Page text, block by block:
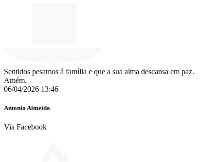
Sentidos pesamos á família e que a sua alma descansa em paz.
Amém.
06/04/2026 13:46
Antonio Almeida
Via Facebook